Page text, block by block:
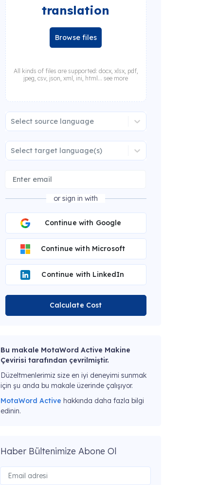
translation
Browse files
All kinds of files are supported: docx, xlsx, pdf,
jpeg, csv, json, xml, ini, html... see more
Select source language
Select target language(s)
or sign in with
Continue with Google
Continue with Microsoft
Continue with LinkedIn
Calculate Cost
Bu makale MotaWord Active Makine
Çevirisi tarafından çevrilmiştir.
Düzeltmenlerimiz size en iyi deneyimi sunmak
için şu anda bu makale üzerinde çalışıyor.
MotaWord Active hakkında daha fazla bilgi
edinin.
Haber Bültenimize Abone Ol